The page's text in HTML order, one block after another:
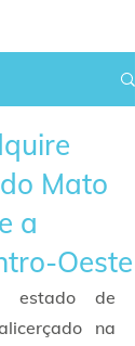
Mato
a
Oeste
estado de
na